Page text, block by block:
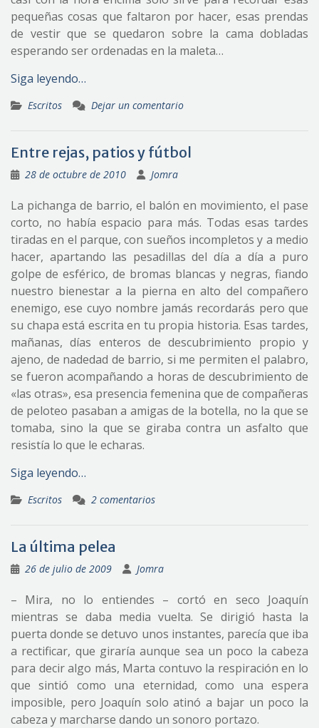
pequeñas cosas que faltaron por hacer, esas prendas
de vestir que se quedaron sobre la cama dobladas
esperando ser ordenadas en la maleta…
Siga leyendo…
Escritos Dejar un comentario
Entre rejas, patios y fútbol
28 de octubre de 2010 Jomra
La pichanga de barrio, el balón en movimiento, el pase
corto, no había espacio para más. Todas esas tardes
tiradas en el parque, con sueños incompletos y a medio
hacer, apartando las pesadillas del día a día a puro
golpe de esférico, de bromas blancas y negras, fiando
nuestro bienestar a la pierna en alto del compañero
enemigo, ese cuyo nombre jamás recordarás pero que
su chapa está escrita en tu propia historia. Esas tardes,
mañanas, días enteros de descubrimiento propio y
ajeno, de nadedad de barrio, si me permiten el palabro,
se fueron acompañando a horas de descubrimiento de
«las otras», esa presencia femenina que de compañeras
de peloteo pasaban a amigas de la botella, no la que se
tomaba, sino la que se giraba contra un asfalto que
resistía lo que le echaras.
Siga leyendo…
Escritos 2 comentarios
La última pelea
26 de julio de 2009 Jomra
– Mira, no lo entiendes – cortó en seco Joaquín
mientras se daba media vuelta. Se dirigió hasta la
puerta donde se detuvo unos instantes, parecía que iba
a rectificar, que giraría aunque sea un poco la cabeza
para decir algo más, Marta contuvo la respiración en lo
que sintió como una eternidad, como una espera
imposible, pero Joaquín solo atinó a bajar un poco la
cabeza y marcharse dando un sonoro portazo.